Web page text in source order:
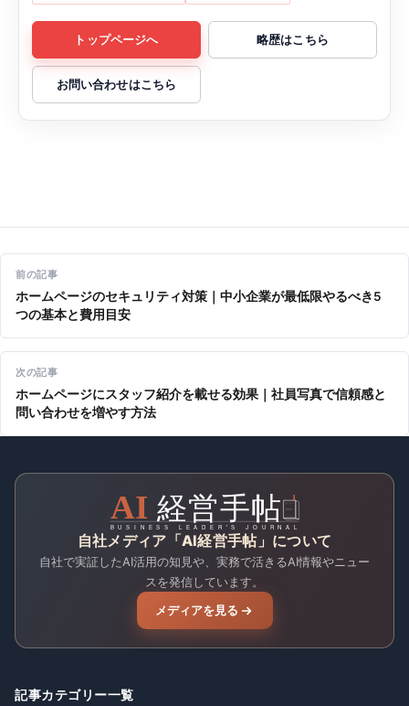
トップページへ 略歴はこちら
お問い合わせはこちら
投稿ナビゲーション
前の記事
ホームページのセキュリティ対策｜中小企業が最低限やるべき5
つの基本と費用目安
次の記事
ホームページにスタッフ紹介を載せる効果｜社員写真で信頼感と
問い合わせを増やす方法
自社メディア「AI経営手帖」について
自社で実証したAI活用の知見や、実務で活きるAI情報やニュー
スを発信しています。
メディアを見る
記事カテゴリー一覧